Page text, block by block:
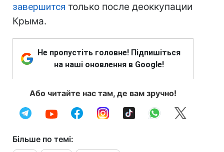
завершится только после деоккупации
Крыма.
Не пропустіть головне! Підпишіться
на наші оновлення в Google!
Або читайте нас там, де вам зручно!
Більше по темі: